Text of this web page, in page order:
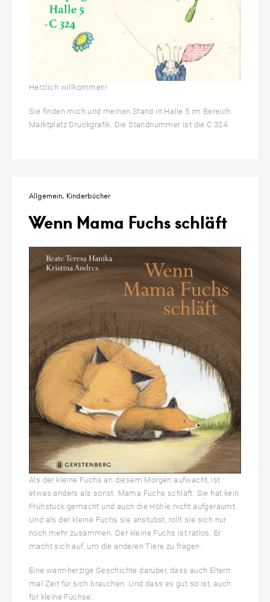
Herzlich willkommen!
Sie finden mich und meinen Stand in Halle 5 im Bereich
Marktplatz Druckgrafik. Die Standnummer ist die C 324.
Allgemein Kinderbücher
Wenn Mama Fuchs schläft
Als der kleine Fuchs an diesem Morgen aufwacht, ist
etwas anders als sonst. Mama Fuchs schläft. Sie hat kein
Frühstück gemacht und auch die Höhle nicht aufgeräumt.
Und als der kleine Fuchs sie anstubst, rollt sie sich nur
noch mehr zusammen. Der kleine Fuchs ist ratlos. Er
macht sich auf, um die anderen Tiere zu fragen.
Eine warmherzige Geschichte darüber, dass auch Eltern
mal Zeit für sich brauchen. Und dass es gut so ist, auch
für kleine Füchse.